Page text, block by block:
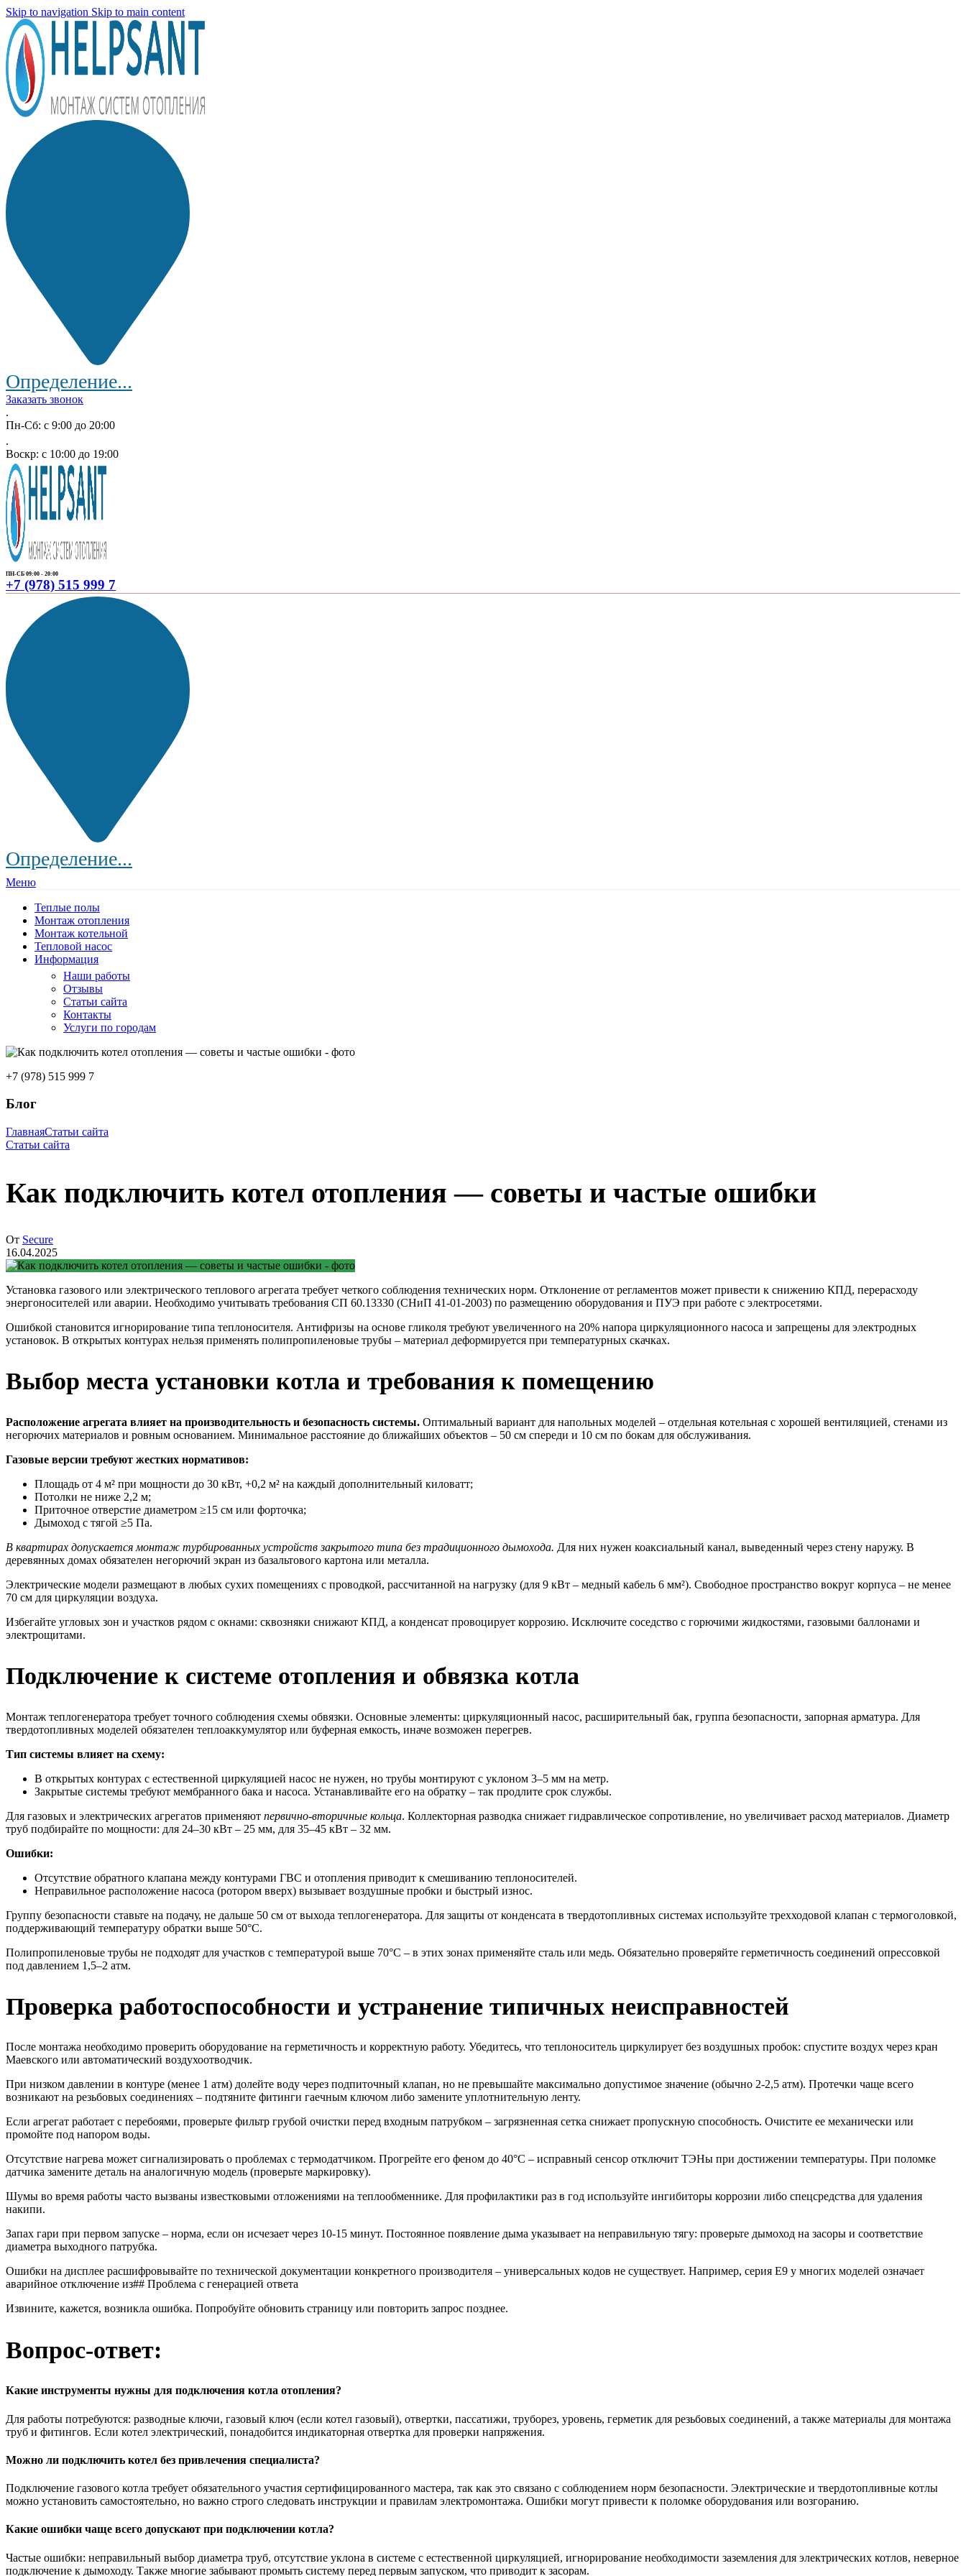
Skip to navigation Skip to main content
Определение...
Заказать звонок
.
Пн-Сб: с 9:00 до 20:00
.
Воскр: с 10:00 до 19:00
ПН-СБ 09:00 - 20:00
+7 (978) 515 999 7
Определение...
Меню
Теплые полы
Монтаж отопления
Монтаж котельной
Тепловой насос
Информация
Наши работы
Отзывы
Статьи сайта
Контакты
Услуги по городам
+7 (978) 515 999 7
Блог
ГлавнаяСтатьи сайта
Статьи сайта
Как подключить котел отопления — советы и частые ошибки
От Secure
16.04.2025
Установка газового или электрического теплового агрегата требует четкого соблюдения технических норм. Отклонение от регламентов может привести к снижению КПД, перерасходу
энергоносителей или аварии. Необходимо учитывать требования СП 60.13330 (СНиП 41-01-2003) по размещению оборудования и ПУЭ при работе с электросетями.
Ошибкой становится игнорирование типа теплоносителя. Антифризы на основе гликоля требуют увеличенного на 20% напора циркуляционного насоса и запрещены для электродных
установок. В открытых контурах нельзя применять полипропиленовые трубы – материал деформируется при температурных скачках.
Выбор места установки котла и требования к помещению
Расположение агрегата влияет на производительность и безопасность системы. Оптимальный вариант для напольных моделей – отдельная котельная с хорошей вентиляцией, стенами из
негорючих материалов и ровным основанием. Минимальное расстояние до ближайших объектов – 50 см спереди и 10 см по бокам для обслуживания.
Газовые версии требуют жестких нормативов:
Площадь от 4 м² при мощности до 30 кВт, +0,2 м² на каждый дополнительный киловатт;
Потолки не ниже 2,2 м;
Приточное отверстие диаметром ≥15 см или форточка;
Дымоход с тягой ≥5 Па.
В квартирах допускается монтаж турбированных устройств закрытого типа без традиционного дымохода. Для них нужен коаксиальный канал, выведенный через стену наружу. В
деревянных домах обязателен негорючий экран из базальтового картона или металла.
Электрические модели размещают в любых сухих помещениях с проводкой, рассчитанной на нагрузку (для 9 кВт – медный кабель 6 мм²). Свободное пространство вокруг корпуса – не менее
70 см для циркуляции воздуха.
Избегайте угловых зон и участков рядом с окнами: сквозняки снижают КПД, а конденсат провоцирует коррозию. Исключите соседство с горючими жидкостями, газовыми баллонами и
электрощитами.
Подключение к системе отопления и обвязка котла
Монтаж теплогенератора требует точного соблюдения схемы обвязки. Основные элементы: циркуляционный насос, расширительный бак, группа безопасности, запорная арматура. Для
твердотопливных моделей обязателен теплоаккумулятор или буферная емкость, иначе возможен перегрев.
Тип системы влияет на схему:
В открытых контурах с естественной циркуляцией насос не нужен, но трубы монтируют с уклоном 3–5 мм на метр.
Закрытые системы требуют мембранного бака и насоса. Устанавливайте его на обратку – так продлите срок службы.
Для газовых и электрических агрегатов применяют первично-вторичные кольца. Коллекторная разводка снижает гидравлическое сопротивление, но увеличивает расход материалов. Диаметр
труб подбирайте по мощности: для 24–30 кВт – 25 мм, для 35–45 кВт – 32 мм.
Ошибки:
Отсутствие обратного клапана между контурами ГВС и отопления приводит к смешиванию теплоносителей.
Неправильное расположение насоса (ротором вверх) вызывает воздушные пробки и быстрый износ.
Группу безопасности ставьте на подачу, не дальше 50 см от выхода теплогенератора. Для защиты от конденсата в твердотопливных системах используйте трехходовой клапан с термоголовкой,
поддерживающий температуру обратки выше 50°C.
Полипропиленовые трубы не подходят для участков с температурой выше 70°C – в этих зонах применяйте сталь или медь. Обязательно проверяйте герметичность соединений опрессовкой
под давлением 1,5–2 атм.
Проверка работоспособности и устранение типичных неисправностей
После монтажа необходимо проверить оборудование на герметичность и корректную работу. Убедитесь, что теплоноситель циркулирует без воздушных пробок: спустите воздух через кран
Маевского или автоматический воздухоотводчик.
При низком давлении в контуре (менее 1 атм) долейте воду через подпиточный клапан, но не превышайте максимально допустимое значение (обычно 2-2,5 атм). Протечки чаще всего
возникают на резьбовых соединениях – подтяните фитинги гаечным ключом либо замените уплотнительную ленту.
Если агрегат работает с перебоями, проверьте фильтр грубой очистки перед входным патрубком – загрязненная сетка снижает пропускную способность. Очистите ее механически или
промойте под напором воды.
Отсутствие нагрева может сигнализировать о проблемах с термодатчиком. Прогрейте его феном до 40°С – исправный сенсор отключит ТЭНы при достижении температуры. При поломке
датчика замените деталь на аналогичную модель (проверьте маркировку).
Шумы во время работы часто вызваны известковыми отложениями на теплообменнике. Для профилактики раз в год используйте ингибиторы коррозии либо спецсредства для удаления
накипи.
Запах гари при первом запуске – норма, если он исчезает через 10-15 минут. Постоянное появление дыма указывает на неправильную тягу: проверьте дымоход на засоры и соответствие
диаметра выходного патрубка.
Ошибки на дисплее расшифровывайте по технической документации конкретного производителя – универсальных кодов не существует. Например, серия Е9 у многих моделей означает
аварийное отключение из## Проблема с генерацией ответа
Извините, кажется, возникла ошибка. Попробуйте обновить страницу или повторить запрос позднее.
Вопрос-ответ:
Какие инструменты нужны для подключения котла отопления?
Для работы потребуются: разводные ключи, газовый ключ (если котел газовый), отвертки, пассатижи, труборез, уровень, герметик для резьбовых соединений, а также материалы для монтажа
труб и фитингов. Если котел электрический, понадобится индикаторная отвертка для проверки напряжения.
Можно ли подключить котел без привлечения специалиста?
Подключение газового котла требует обязательного участия сертифицированного мастера, так как это связано с соблюдением норм безопасности. Электрические и твердотопливные котлы
можно установить самостоятельно, но важно строго следовать инструкции и правилам электромонтажа. Ошибки могут привести к поломке оборудования или возгоранию.
Какие ошибки чаще всего допускают при подключении котла?
Частые ошибки: неправильный выбор диаметра труб, отсутствие уклона в системе с естественной циркуляцией, игнорирование необходимости заземления для электрических котлов, неверное
подключение к дымоходу. Также многие забывают промыть систему перед первым запуском, что приводит к засорам.